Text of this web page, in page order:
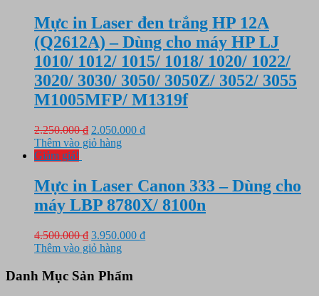
350.000 ₫.
Mực in Laser đen trắng HP 12A
(Q2612A) – Dùng cho máy HP LJ
1010/ 1012/ 1015/ 1018/ 1020/ 1022/
3020/ 3030/ 3050/ 3050Z/ 3052/ 3055
M1005MFP/ M1319f
2.250.000₫ Giá
gốc
2.050.000 ₫Giá
2.050.000 ₫.
Thêm vào giỏ hàng
Giảm giá!
Mực in Laser Canon 333 – Dùng cho
máy LBP 8780X/ 8100n
4.500.000₫ Giá
gốc
4.500.000 ₫.
3.950.000 ₫Giá
Thêm vào giỏ hàng
Danh Mục Sản Phẩm